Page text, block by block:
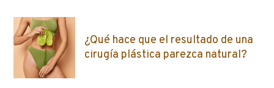
¿Qué hace que el resultado de una
cirugía plástica parezca natural?